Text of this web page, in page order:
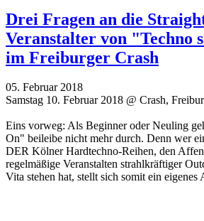
Drei Fragen an die
Veranstalter von "Techno
im Freiburger Crash
05. Februar 2018
Samstag 10. Februar 2018 @ Crash,
Eins vorweg: Als Beginner oder Neuling
On" beileibe nicht mehr durch. Denn wer
DER Kölner Hardtechno-Reihen, den
regelmäßige Veranstalten strahlkräftiger
Vita stehen hat, stellt sich somit ein eigenes